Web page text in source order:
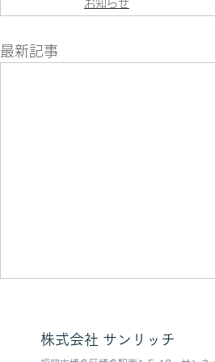
お知らせ
最新記事
弊社の夏季休業日につきまして、
株式会社 サンリッチ